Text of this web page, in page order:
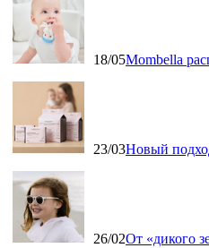
18/05Mombella
23/03Новый
26/02От «дикого